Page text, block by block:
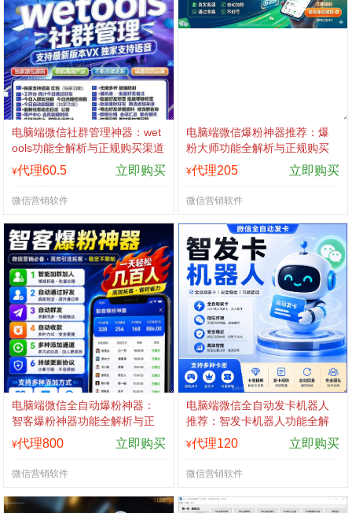
电脑端微信社群管理神器：wet
ools功能全解析与正规购买渠道
¥代理60.5 立即购买
微信营销软件
电脑端微信爆粉神器推荐：爆
粉大师功能全解析与正规购买
渠道
¥代理205 立即购买
微信营销软件
电脑端微信全自动爆粉神器：
智客爆粉神器功能全解析与正
规购买渠道
¥代理800 立即购买
微信营销软件
电脑端微信全自动发卡机器人
推荐：智发卡机器人功能全解
析与正规购买渠道
¥代理120 立即购买
微信营销软件